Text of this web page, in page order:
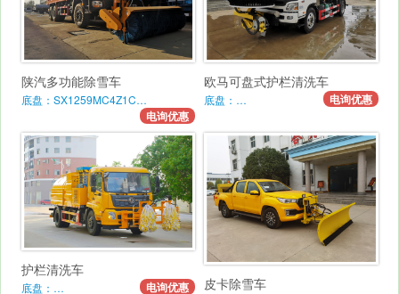
陕汽多功能除雪车
底盘：SX1259MC4Z1C…
电询优惠
欧马可盘式护栏清洗车
底盘：… 电询优惠
护栏清洗车
底盘：… 电询优惠 皮卡除雪车